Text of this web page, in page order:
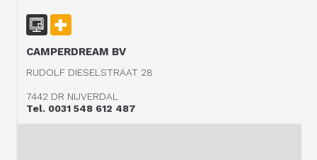
CAMPERDREAM BV
RUDOLF DIESELSTRAAT 28
7442 DR NIJVERDAL
Tel. 0031 548 612 487